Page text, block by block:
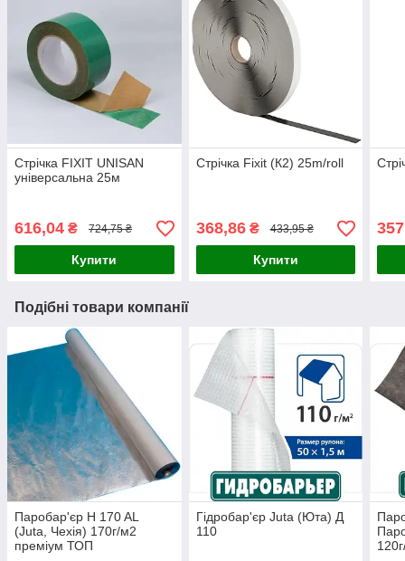
Стрічка FIXIT UNISAN
універсальна 25м
616,04 ₴ 724,75 ₴
Купити
Стрічка Fixit (К2) 25m/roll
368,86₴ 433,95 ₴
Купити
357
Подібні товари компанії
Паробар'єр H 170 AL
(Juta, Чехія) 170г/м2
преміум ТОП
Гідробар'єр Juta (Юта) Д
110